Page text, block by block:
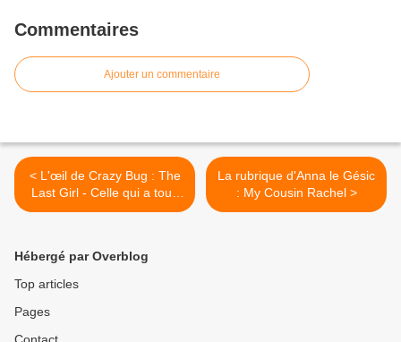
Commentaires
Ajouter un commentaire
< L'œil de Crazy Bug : The
Last Girl - Celle qui a tous
les dons
La rubrique d'Anna le Gésic
: My Cousin Rachel >
Hébergé par Overblog
Top articles
Pages